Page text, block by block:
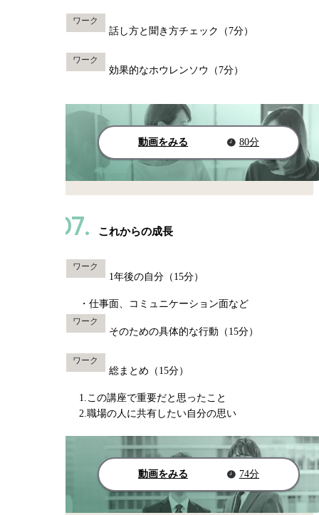
ワーク
話し方と聞き方チェック（7分）
ワーク
効果的なホウレンソウ（7分）
動画をみる 80分
07. これからの成長
ワーク
1年後の自分（15分）
・仕事面、コミュニケーション面など
ワーク
そのための具体的な行動（15分）
ワーク
総まとめ（15分）
1.この講座で重要だと思ったこと
2.職場の人に共有したい自分の思い
動画をみる 74分